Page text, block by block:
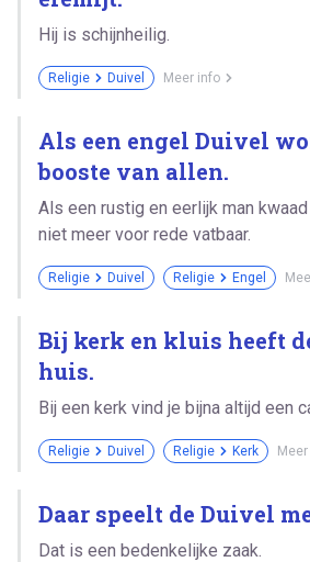
Hij is schijnheilig.
Religie Duivel Meer info
Als een engel Duivel
booste van allen.
Als een rustig en eerlijk man
niet meer voor rede vatbaar.
Religie Duivel Religie Engel
Bij kerk en kluis heeft
huis.
Bij een kerk vind je bijna altijd een
Religie Duivel Religie Kerk
Daar speelt de Duivel
Dat is een bedenkelijke zaak.